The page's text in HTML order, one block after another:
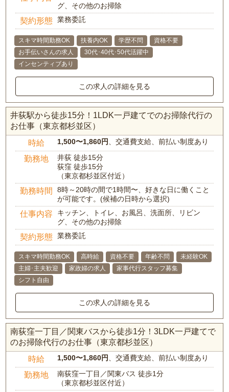
グ、その他のお掃除
契約形態 業務委託
スキマ時間勤務OK 扶養内OK 学歴不問
資格不要
お手伝いさんの求人
30代･40代･50代活躍中
インセンティブあり
この求人の詳細を見る
井荻駅から徒歩15分！1LDK一戸建てでのお掃除代行の
お仕事（東京都杉並区）
時給 1,500〜1,860円 、交通費支給、前払い制度あり
勤務地
井荻 徒歩15分
荻窪 徒歩15分
（東京都杉並区付近）
勤務時間
8時～20時の間で1時間〜、好きな日に働くこと
が可能です。(候補の日時から選択)
仕事内容
キッチン、トイレ、お風呂、洗面所、リビン
グ、その他のお掃除
契約形態 業務委託
スキマ時間勤務OK 高時給 資格不要 年齢不問
未経験OK
主婦･主夫歓迎
家政婦の求人
家事代行スタッフ募集
シフト自由
この求人の詳細を見る
南荻窪一丁目／関東バスから徒歩1分！3LDK一戸建てで
のお掃除代行のお仕事（東京都杉並区）
時給 1,500〜1,860円 、交通費支給、前払い制度あり
勤務地
南荻窪一丁目／関東バス 徒歩1分
（東京都杉並区付近）